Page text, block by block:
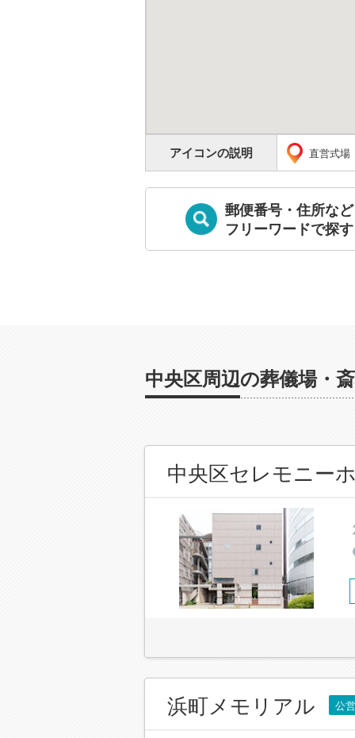
アイコンの説明 直営式場
郵便番号・住所など
フリーワードで探す
中央区周辺の葬儀場・
中央区セレモニー
浜町メモリアル 公